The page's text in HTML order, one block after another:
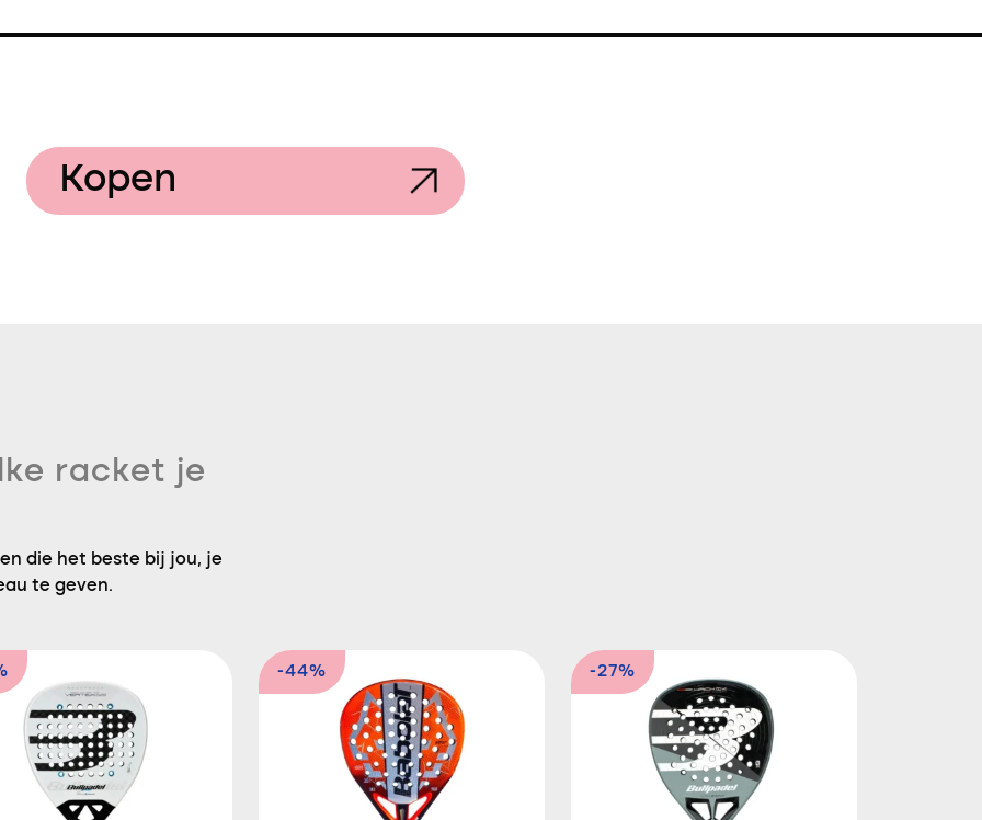
Kopen
racket je
die het beste bij jou, je
te geven.
-44% -27%